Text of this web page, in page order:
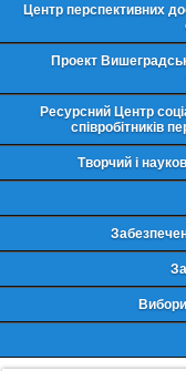
Центр перспективних
Проект
Ресурсний Центр
співробітників
Творчий і